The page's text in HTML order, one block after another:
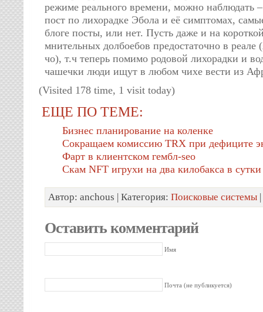
режиме реального времени, можно наблюдать
пост по лихорадке Эбола и её симптомах,
блоге посты, или нет. Пусть даже и на
мнительных долбоебов предостаточно в реале
чо), т.ч теперь помимо родовой лихорадки и
чашечки люди ищут в любом чихе вести из
(Visited 178 time, 1 visit today)
ЕЩЕ ПО ТЕМЕ:
Бизнес планирование на коленке
Сокращаем комиссию TRX при дефиците
Фарт в клиентском гембл-seo
Скам NFT игрухи на два килобакса в сутки
Автор: anchous | Категория: Поисковые системы
Оставить комментарий
Имя
Почта (не публикуется)